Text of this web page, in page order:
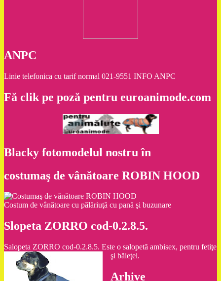
ANPC
Linie telefonica cu tarif normal 021-9551 INFO ANPC
Fă clik pe poză pentru euroanimode.com
Blacky fotomodelul nostru în
costumaş de vânătoare ROBIN HOOD
Costum de vânătoare cu pălăriuţă cu pană şi buzunare
Slopeta ZORRO cod-0.2.8.5.
Salopeta ZORRO cod-0.2.8.5. Este o salopetă ambisex, pentru fetiţe
şi băieţei.
Arhive